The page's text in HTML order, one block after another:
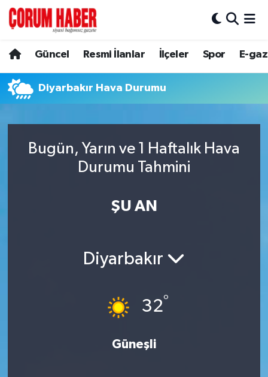
Güncel Resmi İlanlar İlçeler Spor E-
Diyarbakır Hava Durumu
Bugün, Yarın ve 1 Haftalık Hava
Durumu Tahmini
ŞU AN
Diyarbakır
32°
Güneşli
Spor
Resmi İlanlar
Hava Durumu
Çorum Namaz Vakitleri
Süper Lig Puan Durumu ve Fikstür